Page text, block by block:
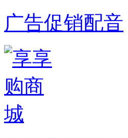
广告促销配音